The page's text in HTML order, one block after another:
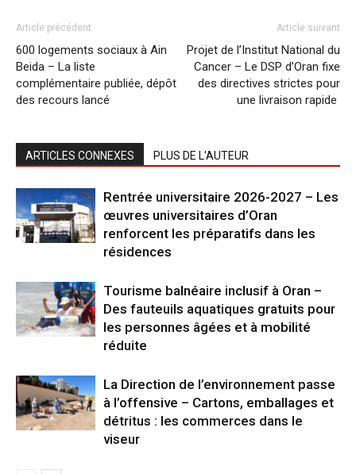
Article précédent
600 logements sociaux à Ain
Beida – La liste
complémentaire publiée, dépôt
des recours lancé
Article suivant
Projet de l’Institut National du
Cancer – Le DSP d’Oran fixe
des directives strictes pour
une livraison rapide
ARTICLES CONNEXES PLUS DE L'AUTEUR
Rentrée universitaire 2026-2027 – Les
œuvres universitaires d’Oran
renforcent les préparatifs dans les
résidences
Tourisme balnéaire inclusif à Oran –
Des fauteuils aquatiques gratuits pour
les personnes âgées et à mobilité
réduite
La Direction de l’environnement passe
à l’offensive – Cartons, emballages et
détritus : les commerces dans le
viseur